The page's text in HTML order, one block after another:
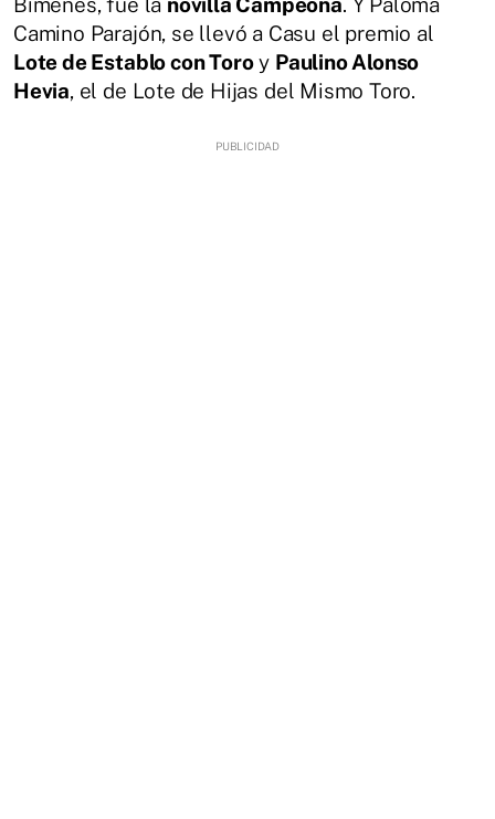
Camino Parajón, se llevó a Casu el premio al
Lote de Establo con Toroy Paulino Alonso
Hevia, el de Lote de Hijas del Mismo Toro.